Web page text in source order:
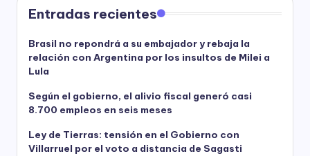
Entradas recientes
Brasil no repondrá a su embajador y rebaja la
relación con Argentina por los insultos de Milei a
Lula
Según el gobierno, el alivio fiscal generó casi
8.700 empleos en seis meses
Ley de Tierras: tensión en el Gobierno con
Villarruel por el voto a distancia de Sagasti